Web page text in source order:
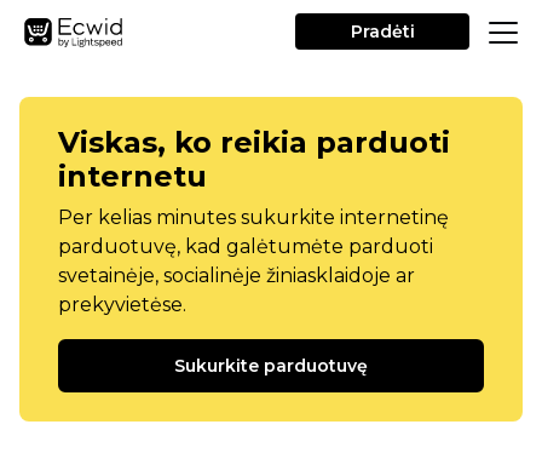
Pradėti
Viskas, ko reikia parduoti
internetu
Per kelias minutes sukurkite internetinę
parduotuvę, kad galėtumėte parduoti
svetainėje, socialinėje žiniasklaidoje ar
prekyvietėse.
Sukurkite parduotuvę